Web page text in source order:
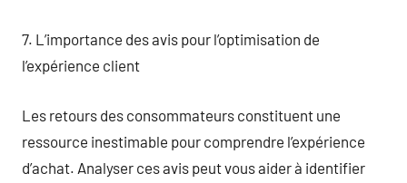
7. L’importance des avis pour l’optimisation de
l’expérience client
Les retours des consommateurs constituent une
ressource inestimable pour comprendre l’expérience
d’achat. Analyser ces avis peut vous aider à identifier